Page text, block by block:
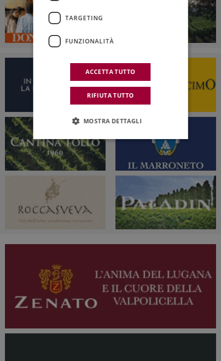
TARGETING
FUNZIONALITÀ
ACCETTA TUTTO
RIFIUTA TUTTO
MOSTRA DETTAGLI